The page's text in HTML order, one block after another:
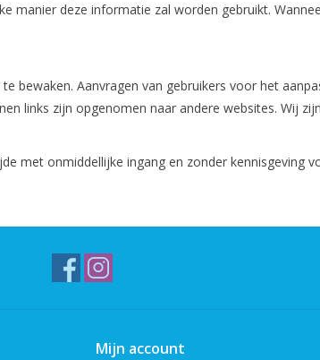
manier deze informatie zal worden gebruikt.
bewaken. Aanvragen van gebruikers voor het
links zijn opgenomen naar andere websites. Wij
met onmiddellijke ingang en zonder kennisgeving
Mijn account